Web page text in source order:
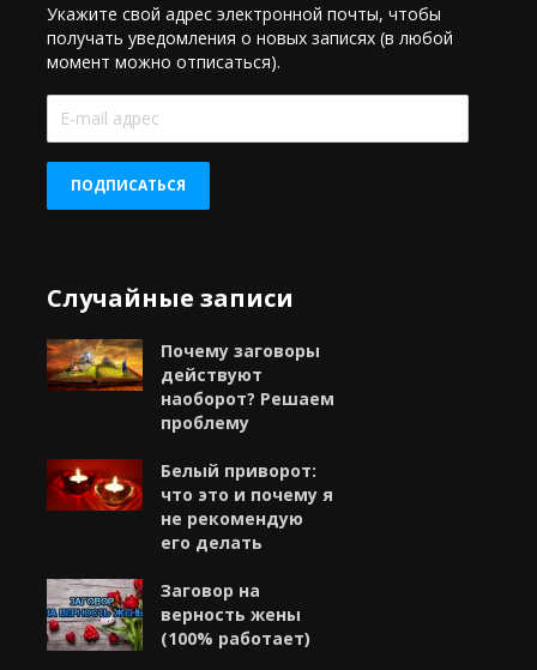
Укажите свой адрес электронной почты, чтобы
получать уведомления о новых записях (в любой
момент можно отписаться).
E-
mail
ПОДПИСАТЬСЯ
Случайные записи
Почему заговоры
действуют
наоборот? Решаем
проблему
Белый приворот:
что это и почему я
не рекомендую
его делать
Заговор на
верность жены
(100% работает)